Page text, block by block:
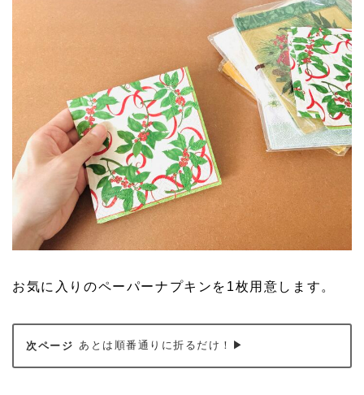
お気に入りのペーパーナプキンを1枚用意します。
あとは順番通りに折るだけ！▶